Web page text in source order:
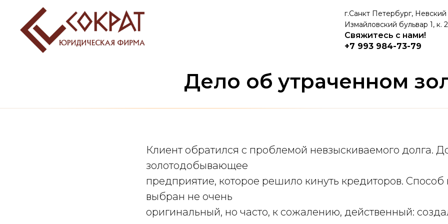
г.Санкт Петербург,
Измайловский бульвар 1, к.
Свяжитесь с нами!
+7 993 984-73-79
Дело об утраченном
Клиент обратился с проблемой невзыскиваемого долга.
золотодобывающее
предприятие, которое решило кинуть кредиторов. Способ
выбран не очень
оригинальный, но часто, к сожалению, действенный: